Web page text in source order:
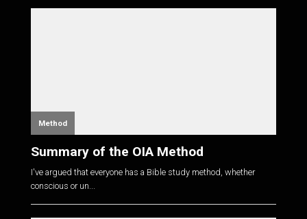
Method
Summary of the OIA Method
I've argued that everyone has a Bible study method, whether
conscious or un...